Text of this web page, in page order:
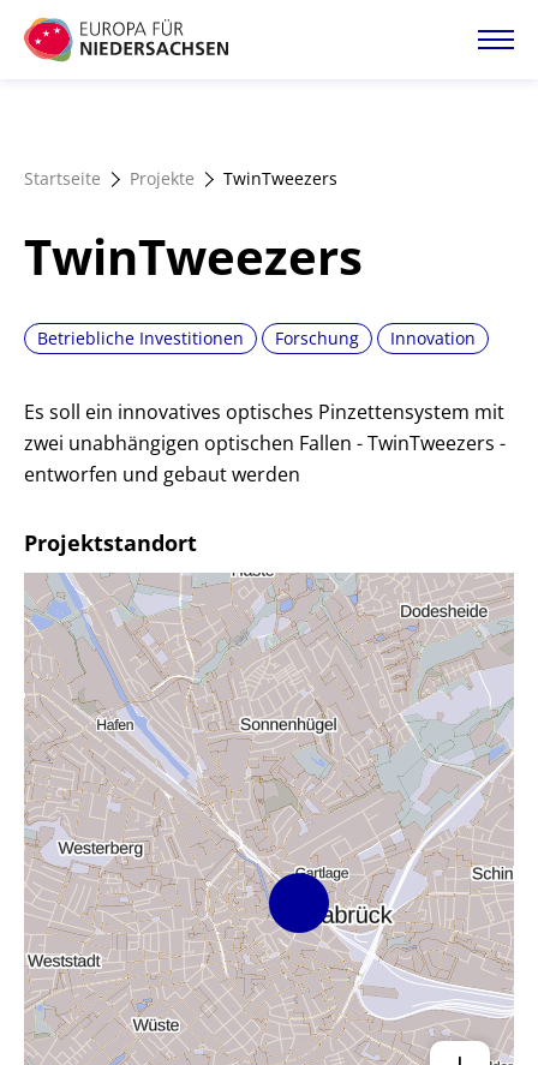
Direkt
zum
Förderangebote
Magazin
Startseite Projekte TwinTweezers
TwinTweezers
Betriebliche Investitionen Forschung Innovation
Es soll ein innovatives optisches Pinzettensystem mit
zwei unabhängigen optischen Fallen - TwinTweezers -
entworfen und gebaut werden
Projektstandort